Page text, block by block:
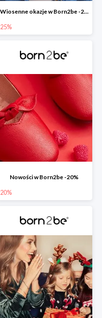
Wiosenne okazje w Born2be -25%
25%
Nowości w Born2be -20%
20%